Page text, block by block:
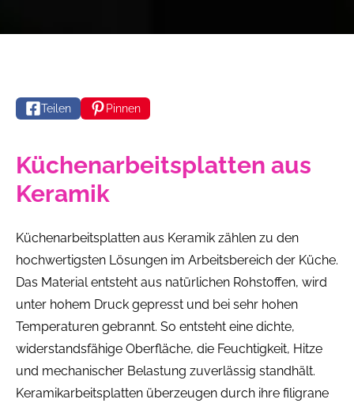
Teilen Pinnen
Küchenarbeitsplatten aus
Keramik
Küchenarbeitsplatten aus Keramik zählen zu den
hochwertigsten Lösungen im Arbeitsbereich der Küche.
Das Material entsteht aus natürlichen Rohstoffen, wird
unter hohem Druck gepresst und bei sehr hohen
Temperaturen gebrannt. So entsteht eine dichte,
widerstandsfähige Oberfläche, die Feuchtigkeit, Hitze
und mechanischer Belastung zuverlässig standhält.
Keramikarbeitsplatten überzeugen durch ihre filigrane